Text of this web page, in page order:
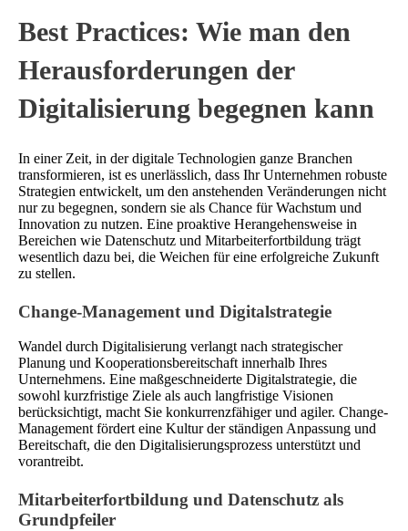
Best Practices: Wie man den
Herausforderungen der
Digitalisierung begegnen kann
In einer Zeit, in der digitale Technologien ganze Branchen
transformieren, ist es unerlässlich, dass Ihr Unternehmen robuste
Strategien entwickelt, um den anstehenden Veränderungen nicht
nur zu begegnen, sondern sie als Chance für Wachstum und
Innovation zu nutzen. Eine proaktive Herangehensweise in
Bereichen wie Datenschutz und Mitarbeiterfortbildung trägt
wesentlich dazu bei, die Weichen für eine erfolgreiche Zukunft
zu stellen.
Change-Management und Digitalstrategie
Wandel durch Digitalisierung verlangt nach strategischer
Planung und Kooperationsbereitschaft innerhalb Ihres
Unternehmens. Eine maßgeschneiderte Digitalstrategie, die
sowohl kurzfristige Ziele als auch langfristige Visionen
berücksichtigt, macht Sie konkurrenzfähiger und agiler. Change-
Management fördert eine Kultur der ständigen Anpassung und
Bereitschaft, die den Digitalisierungsprozess unterstützt und
vorantreibt.
Mitarbeiterfortbildung und Datenschutz als
Grundpfeiler